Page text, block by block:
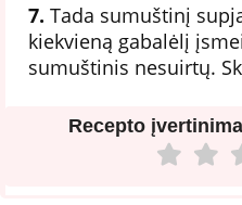
7. Tada sumuštinį
kiekvieną gabalėlį
sumuštinis nesuirtų.
Recepto